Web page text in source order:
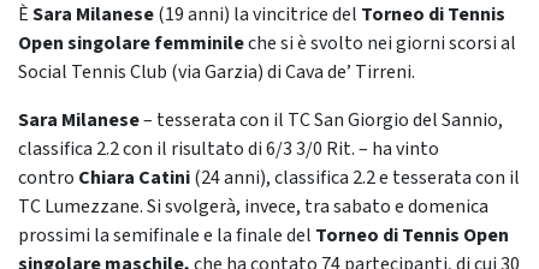
ÈSara Milanese(19 anni) la vincitrice del Torneo di Tennis
Open singolare femminileche si è svolto nei giorni scorsi al
Social Tennis Club (via Garzia) di Cava de’ Tirreni.
Sara Milanese– tesserata con il TC San Giorgio del Sannio,
classifica 2.2 con il risultato di 6/3 3/0 Rit. – ha vinto
contro Chiara Catini(24 anni), classifica 2.2 e tesserata con il
TC Lumezzane. Si svolgerà, invece, tra sabato e domenica
prossimi la semifinalee la finaledel Torneo di Tennis Open